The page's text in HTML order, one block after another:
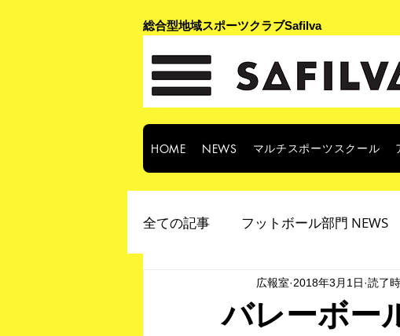
​総合型地域スポーツクラブSafilva
HOME NEWS マルチスポーツスクール
全ての記事 フットボール部門 NEWS
バレーボー
広報室 2018年3月1日 読了